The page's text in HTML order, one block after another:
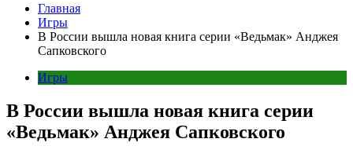
Главная
Игры
В России вышла новая книга серии «Ведьмак» Анджея
Сапковского
Игры
В России вышла новая книга серии
«Ведьмак» Анджея Сапковского